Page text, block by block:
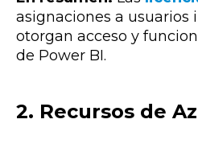
asignaciones a usuarios
otorgan acceso y
de Power BI.
2. Recursos de